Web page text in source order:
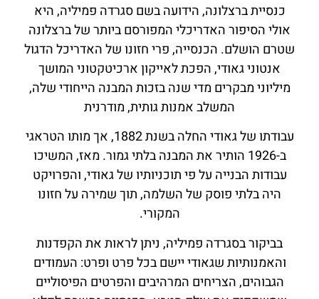
כנסיית ברצלונה, הידועה בשם סגרדה פמיליה, היא
אולי הסיפור האדריכלי המפורסם ביותר של ברצלונה
שטרם הושלם. הכנסייה, פרי חזונו של האדריכל הדגול
אנטוני גאודי, הפכת לאייקון ארכיטקטוני המושך
מיליוני מבקרים מדי שנה בזכות המבנה הייחודי שלה,
המשלב אמנות גותית, מודרנית
עבודתו של גאודי החלה בשנת 1882, אך מותו הטראגי
ב-1926 הותיר את המבנה בלתי גמור. מאז, המשיכו
עבודות הבנייה על פי תוכניותיו של גאודי, והפרויקט
היה בלתי פוסק של השלמה, תוך שמירה על חזונו
המקורי.
בביקור בסגרדה פמיליה, ניתן לראות את הקפדנות
והאמנותיות שגאודי יישם בכל פרט ופרט: העמודים
הגבוהים, הצריחים המרהיבים והפרטים הפיסוליים